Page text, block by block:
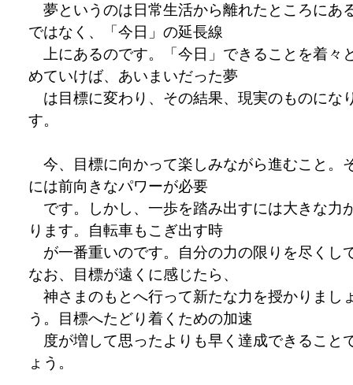
夢というのは日常生活から離れたところにあ
ではなく、「今日」の延長線
上にあるのです。「今日」できることを着々
めていけば、あいまいだった夢
は目標に変わり、その結果、現実のものにな
す。
今、目標に向かって楽しみながら進むこと。
には前向きなパワーが必要
です。しかし、一歩を踏み出すには大きな力
ります。自転車もこぎ出す時
が一番重いのです。自分の力の限りを尽くし
なお、目標が遠くに感じたら、
神さまのもとへ行って新たな力を授かりまし
う。目標へたどり着くための加速
度が増して思ったよりも早く達成できること
ょう。